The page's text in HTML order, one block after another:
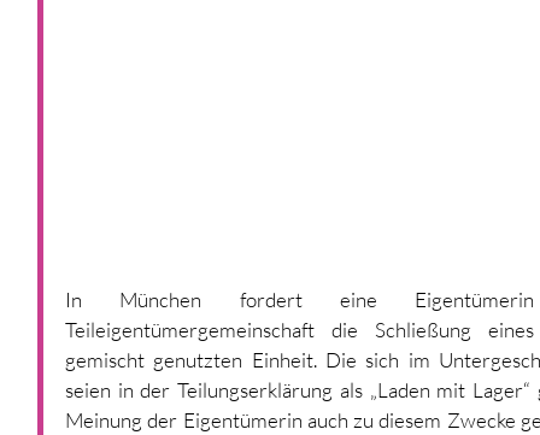
In München fordert eine
Teileigentümergemeinschaft die Schließung
gemischt genutzten Einheit. Die sich im
seien in der Teilungserklärung als „Laden mit
Meinung der Eigentümerin auch zu diesem Zwecke